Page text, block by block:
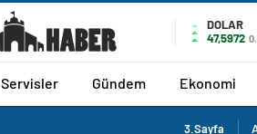
DOLAR
47,5972
Servisler Gündem Ekonomi
3.Sayfa